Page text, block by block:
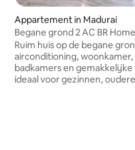
Appartement in Madurai
Begane grond 2 AC BR
badkamers •
Ruim huis op de begane
airconditioning, woonkamer,
badkamers en
ideaal voor gezinnen,